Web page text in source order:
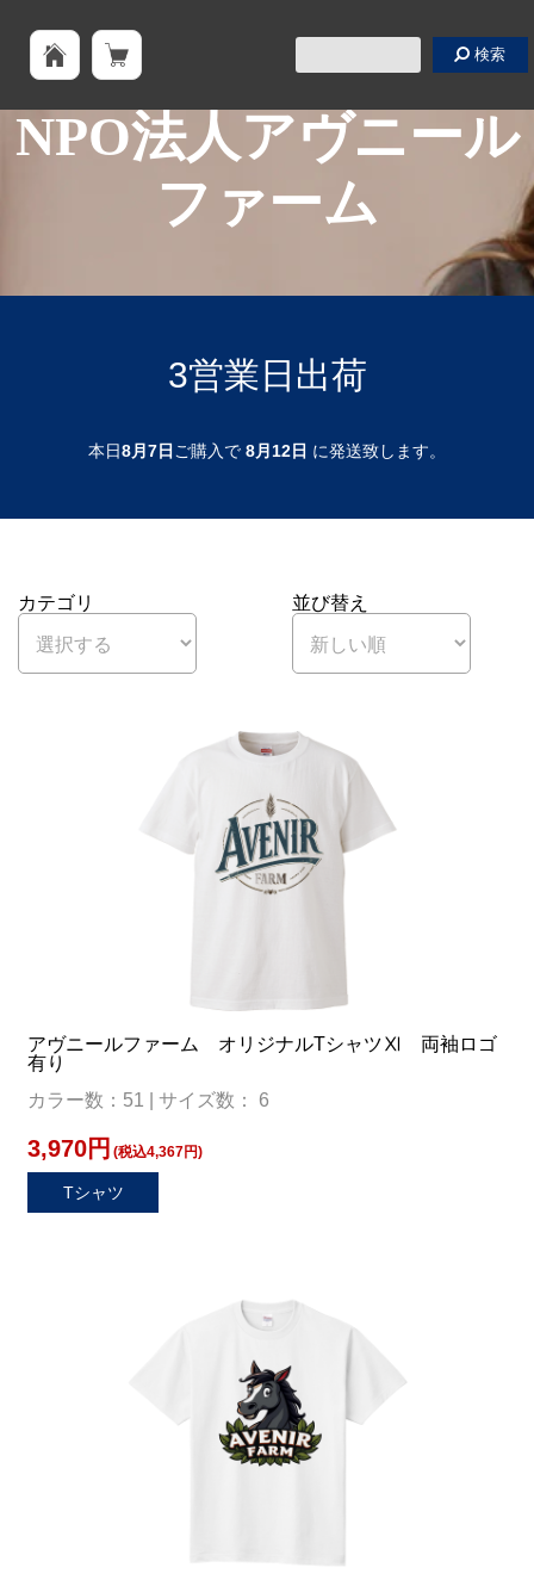
検索
NPO法人アヴニール
ファーム
3営業日出荷
本日8月7日 ご購入で 8月12日 に発送致します。
カテゴリ 並び替え
アヴニールファーム オリジナルTシャツⅪ 両袖ロゴ
有り
カラー数：51 | サイズ数： 6
3,970円 (税込4,367円)
Tシャツ